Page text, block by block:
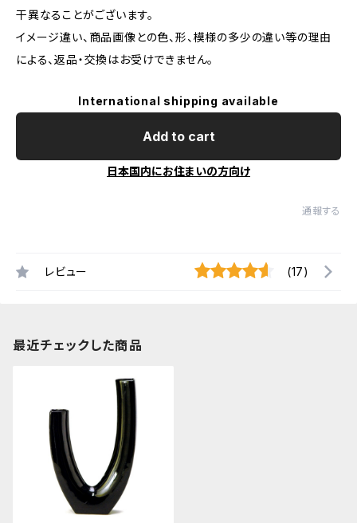
干異なることがございます。
イメージ違い、商品画像との色、形、模様の多少の違い等の理由
による、返品・交換はお受けできません。
International shipping available
Add to cart
日本国内にお住まいの方向け
通報する
レビュー (17)
最近チェックした商品